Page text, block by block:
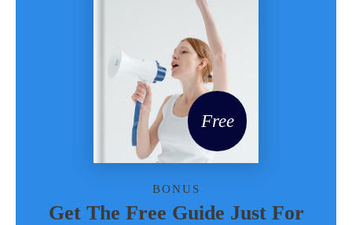
BONUS
Get The Free Guide Just For
Free